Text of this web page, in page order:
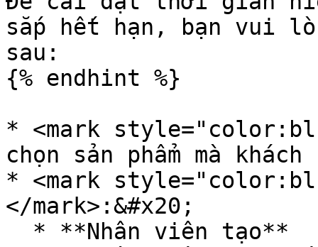
sắp hết hạn, bạn vui
sau:
{% endhint %}
* <mark
chọn sản phẩm mà
* <mark
</mark>:&#x20;